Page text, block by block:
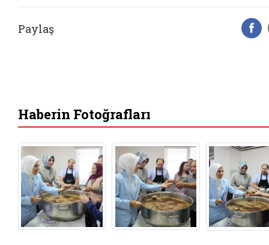
Paylaş
Haberin Fotoğrafları